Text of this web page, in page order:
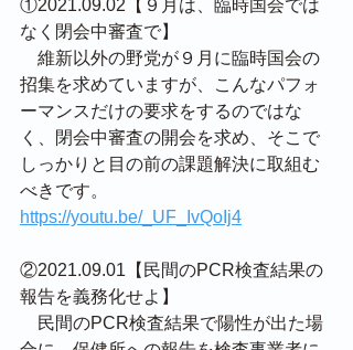
①2021.09.02【９月は、臨時国会では
なく閉会中審査で】
維新以外の野党が９月に臨時国会の
招集を求めていますが、こんなパフォ
ーマンスだけの要求をするのではな
く、閉会中審査の開会を求め、そこで
しっかりと目の前の課題解決に取組む
べきです。
https://youtu.be/_UF_IvQoIj4
②2021.09.01【民間のPCR検査結果の
報告を義務化せよ】
民間のPCR検査結果で陽性が出た場